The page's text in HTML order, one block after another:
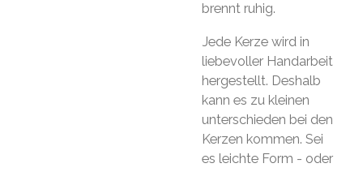
brennt ruhig.
Jede Kerze wird in
liebevoller Handarbeit
hergestellt. Deshalb
kann es zu kleinen
unterschieden bei den
Kerzen kommen. Sei
es leichte Form - oder